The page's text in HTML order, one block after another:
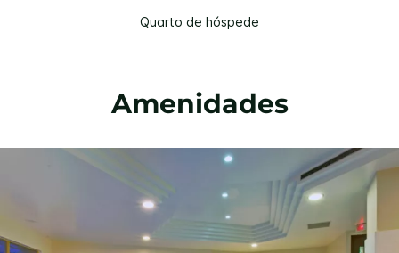
Quarto de hóspede
Amenidades